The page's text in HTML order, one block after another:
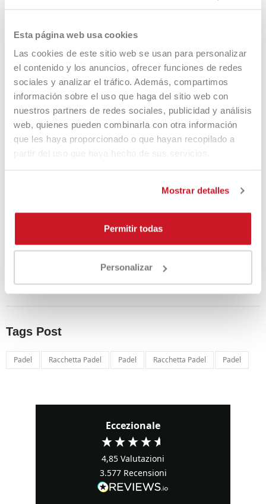
Esta página web usa cookies
Las cookies de este sitio web se usan para personalizar
el contenido y los anuncios, ofrecer funciones de redes
sociales y analizar el tráfico. Además, compartimos
información sobre el uso que haga del sitio web con
nuestros partners de redes sociales, publicidad y análisis
web, quienes pueden combinarla con otra información
que les haya proporcionado o que hayan recopilado a
partir del uso que haya hecho de sus servicios.
Mostrar detalles
Permitir todas
Personalizar
2026
Enero
Febrero
Abril
Popular Articles
Scarpe da padel - cosa cambia dalle scarpe da
differenza?
31 Oct, 2023
Tags Post
Padel Racchetta Padel Padel Racchetta Padel Padel
Eccezionale
4,85 Valutazioni
3.577 Recensioni